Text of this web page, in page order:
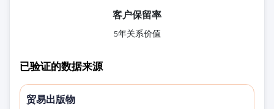
客户保留率
5年关系价值
已验证的数据来源
贸易出版物